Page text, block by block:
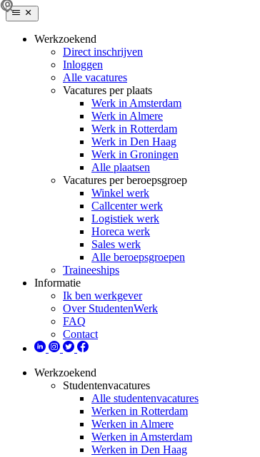
Werkzoekend
Direct inschrijven
Inloggen
Alle vacatures
Vacatures per plaats
Werk in Amsterdam
Werk in Almere
Werk in Rotterdam
Werk in Den Haag
Werk in Groningen
Alle plaatsen
Vacatures per beroepsgroep
Winkel werk
Callcenter werk
Logistiek werk
Horeca werk
Sales werk
Alle beroepsgroepen
Traineeships
Informatie
Ik ben werkgever
Over StudentenWerk
FAQ
Contact
Werkzoekend
Studentenvacatures
Alle studentenvacatures
Werken in Rotterdam
Werken in Almere
Werken in Amsterdam
Werken in Den Haag